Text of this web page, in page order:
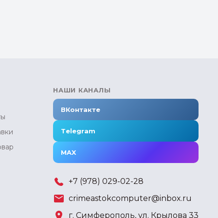
НАШИ КАНАЛЫ
ВКонтакте
Telegram
MAX
+7 (978) 029-02-28
crimeastokcomputer@inbox.ru
г. Симферополь, ул. Крылова 33